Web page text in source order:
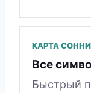
КАРТА
Все
Быстрый